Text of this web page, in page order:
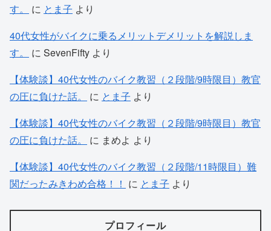
す。
に とま子 より
40代女性がバイクに乗るメリットデメリットを解説しま
す。
に SevenFifty より
【体験談】40代女性のバイク教習（２段階/9時限目）教官
の圧に負けた話。
に とま子 より
【体験談】40代女性のバイク教習（２段階/9時限目）教官
の圧に負けた話。
に まめよ より
【体験談】40代女性のバイク教習（２段階/11時限目）難
関だったみきわめ合格！！ に とま子 より
プロフィール